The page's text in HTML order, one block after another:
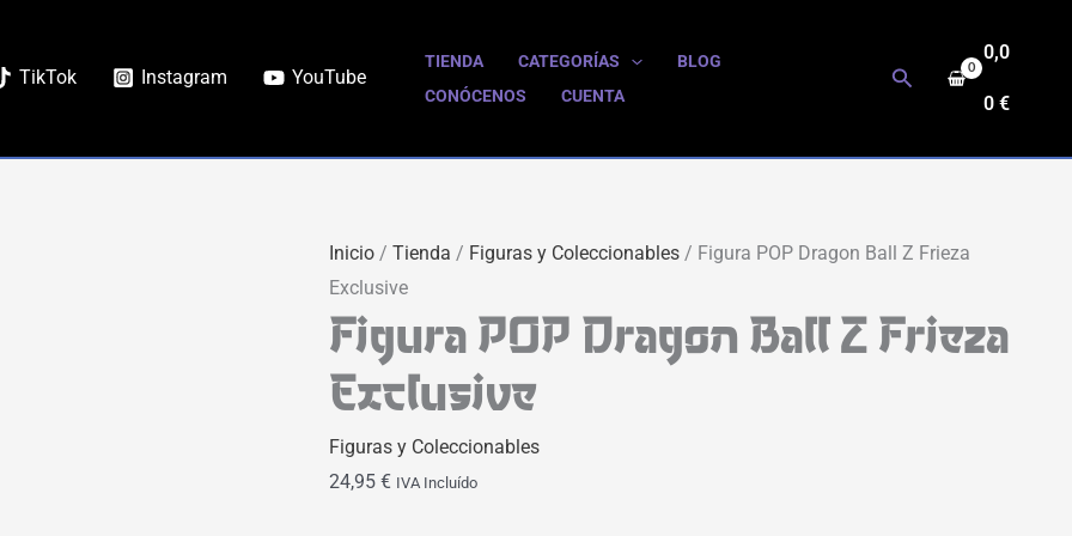
TikTok Instagram YouTube
TIENDA CATEGORÍAS
BLOG
CONÓCENOS
CUENTA
Buscar
0,0
0€
Inicio /Tienda / Figuras y Coleccionables / Figura POP Dragon Ball Z Frieza
Exclusive
Figura POP Dragon Ball Z Frieza
Exclusive
Figuras y Coleccionables
24,95€ IVA Incluído